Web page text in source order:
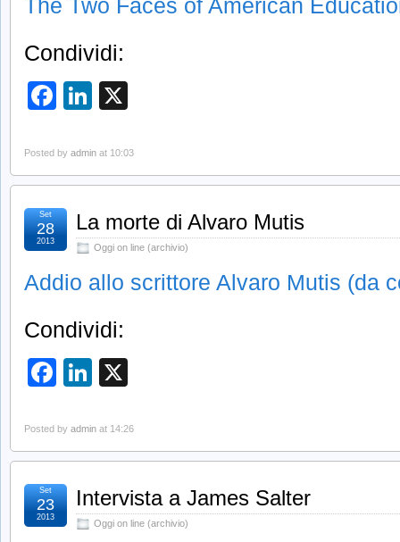
The Two Faces of American
Condividi:
Facebook
LinkedIn
Posted by admin at 10:03
La morte di Alvaro Mutis
Oggi on line (archivio)
Set
28
2013
Addio allo scrittore Alvaro Mutis (da
Condividi:
Facebook
LinkedIn
Posted by admin at 14:26
Intervista a James Salter
Oggi on line (archivio)
Set
23
2013